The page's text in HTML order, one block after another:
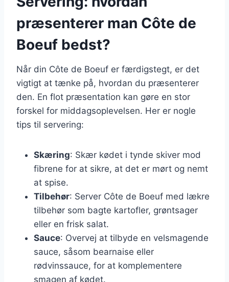
præsenterer man Côte de
Boeuf bedst?
Når din Côte de Boeuf er færdigstegt, er det
vigtigt at tænke på, hvordan du præsenterer
den. En flot præsentation kan gøre en stor
forskel for middagsoplevelsen. Her er nogle
tips til servering:
Skæring: Skær kødet i tynde skiver mod
fibrene for at sikre, at det er mørt og nemt
at spise.
Tilbehør: Server Côte de Boeuf med lækre
tilbehør som bagte kartofler, grøntsager
eller en frisk salat.
Sauce: Overvej at tilbyde en velsmagende
sauce, såsom bearnaise eller
rødvinssauce, for at komplementere
smagen af kødet.